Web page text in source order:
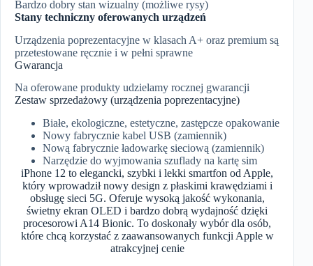
Bardzo dobry stan wizualny (możliwe rysy)
Stany techniczny oferowanych urządzeń
Urządzenia poprezentacyjne w klasach A+ oraz premium są
przetestowane ręcznie i w pełni sprawne
Gwarancja
Na oferowane produkty udzielamy rocznej gwarancji
Zestaw sprzedażowy (urządzenia poprezentacyjne)
Białe, ekologiczne, estetyczne, zastępcze opakowanie
Nowy fabrycznie kabel USB (zamiennik)
Nową fabrycznie ładowarkę sieciową (zamiennik)
Narzędzie do wyjmowania szuflady na kartę sim
iPhone 12 to elegancki, szybki i lekki smartfon od Apple,
który wprowadził nowy design z płaskimi krawędziami i
obsługę sieci 5G. Oferuje wysoką jakość wykonania,
świetny ekran OLED i bardzo dobrą wydajność dzięki
procesorowi A14 Bionic. To doskonały wybór dla osób,
które chcą korzystać z zaawansowanych funkcji Apple w
atrakcyjnej cenie